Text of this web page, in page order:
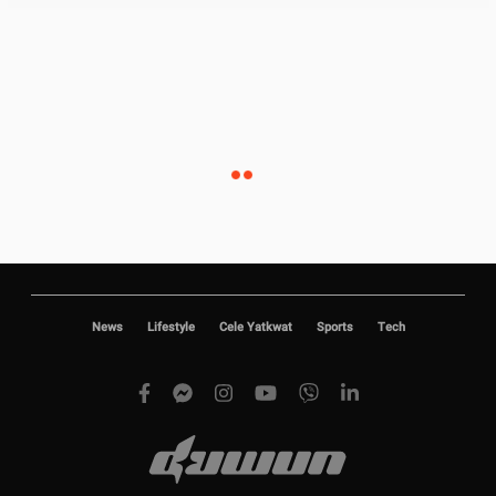
News Lifestyle Cele Yatkwat Sports Tech